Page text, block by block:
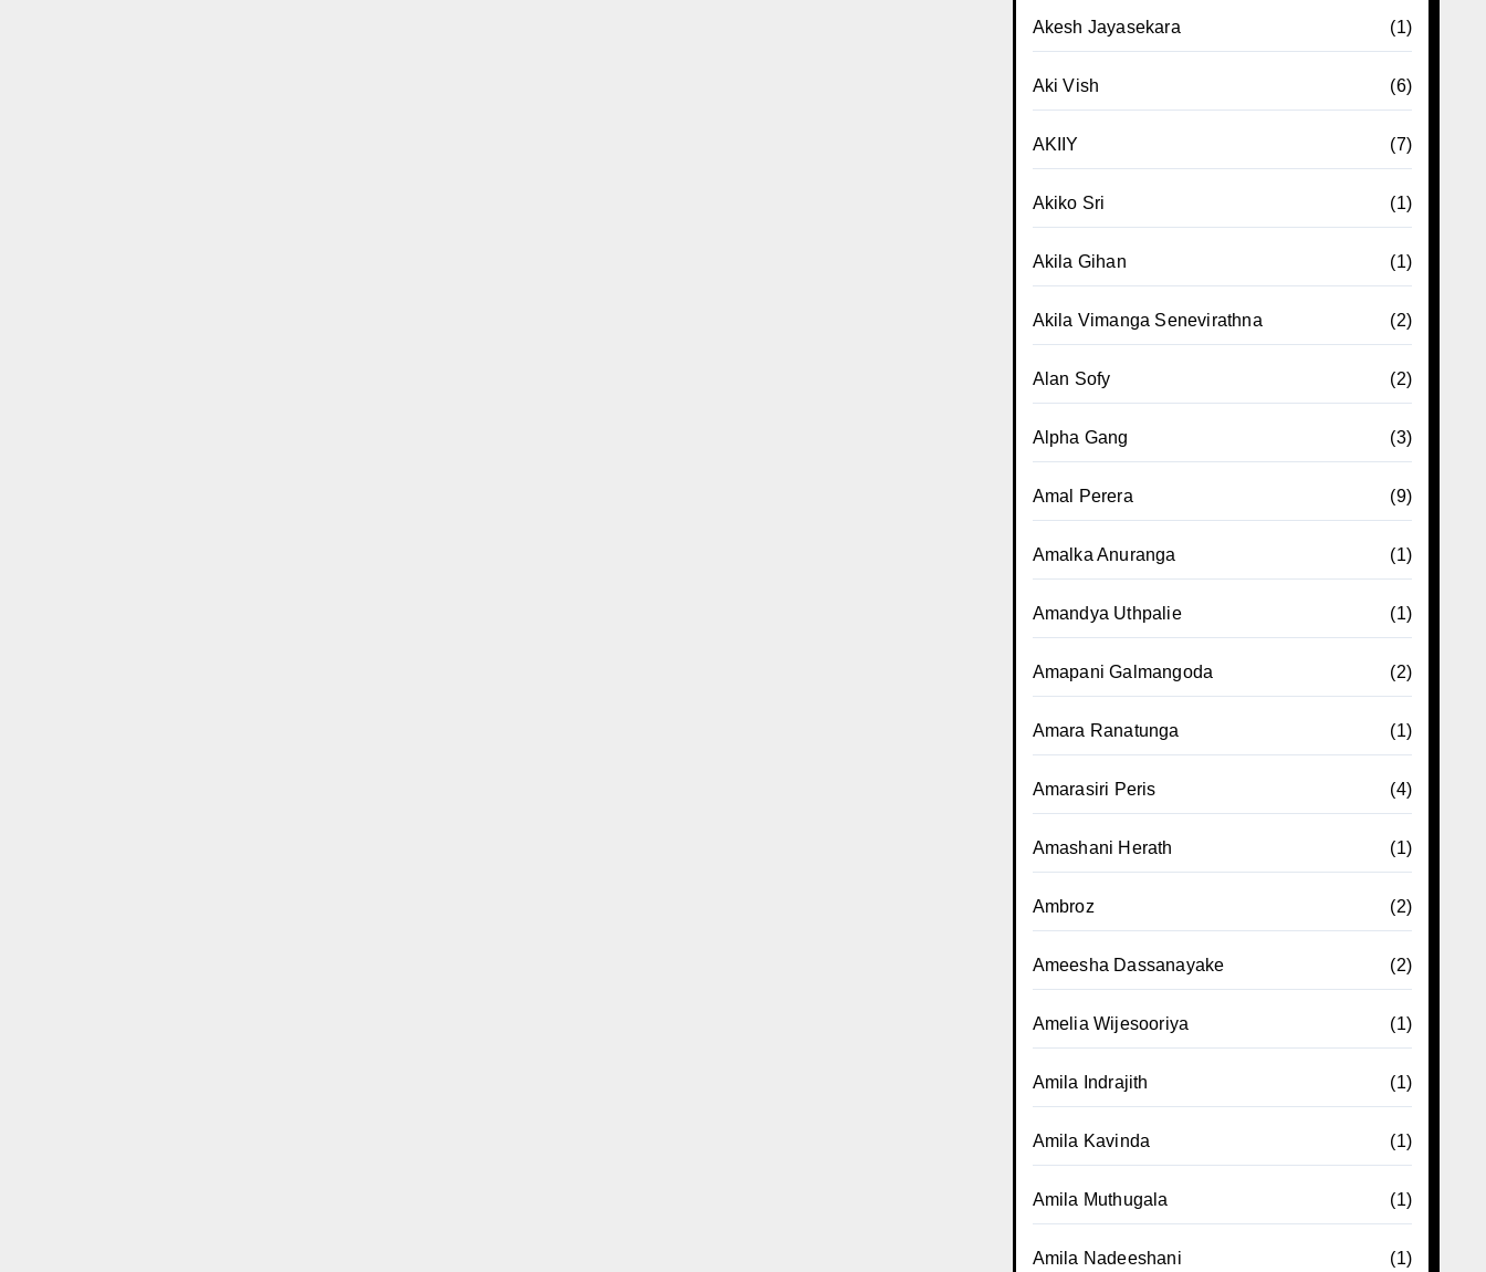
Akesh Jayasekara (1)
Aki Vish (6)
AKIIY (7)
Akiko Sri (1)
Akila Gihan (1)
Akila Vimanga Senevirathna (2)
Alan Sofy (2)
Alpha Gang (3)
Amal Perera (9)
Amalka Anuranga (1)
Amandya Uthpalie (1)
Amapani Galmangoda (2)
Amara Ranatunga (1)
Amarasiri Peris (4)
Amashani Herath (1)
Ambroz (2)
Ameesha Dassanayake (2)
Amelia Wijesooriya (1)
Amila Indrajith (1)
Amila Kavinda (1)
Amila Muthugala (1)
Amila Nadeeshani (1)